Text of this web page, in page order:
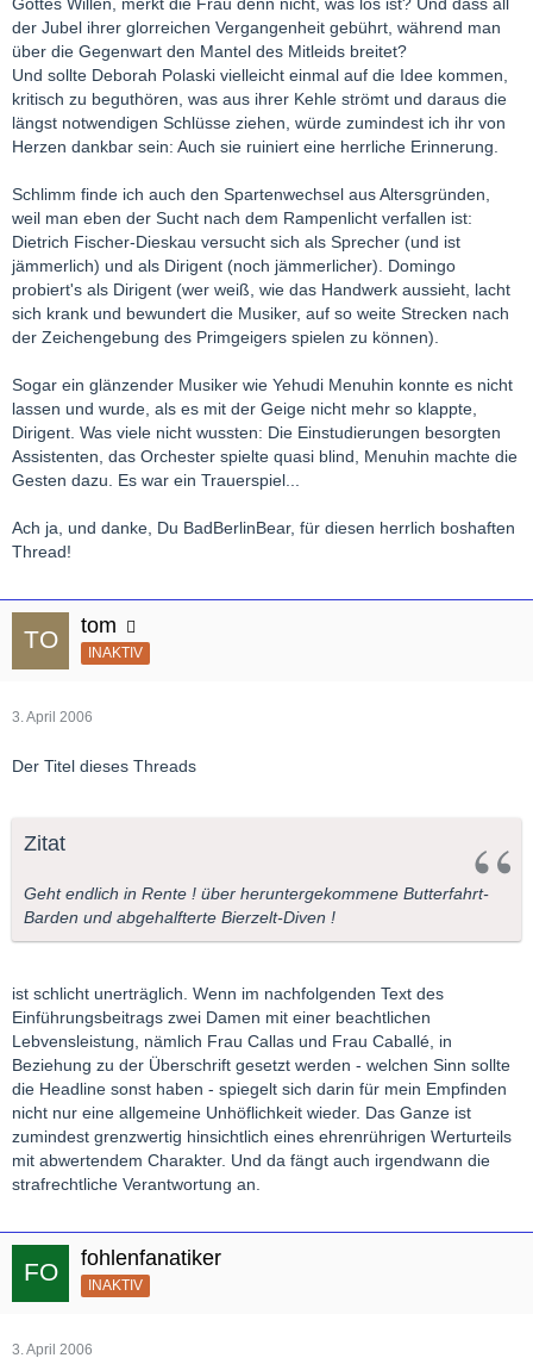
Gottes Willen, merkt die Frau denn nicht, was los ist? Und dass all
der Jubel ihrer glorreichen Vergangenheit gebührt, während man
über die Gegenwart den Mantel des Mitleids breitet?
Und sollte Deborah Polaski vielleicht einmal auf die Idee kommen,
kritisch zu beguthören, was aus ihrer Kehle strömt und daraus die
längst notwendigen Schlüsse ziehen, würde zumindest ich ihr von
Herzen dankbar sein: Auch sie ruiniert eine herrliche Erinnerung.
Schlimm finde ich auch den Spartenwechsel aus Altersgründen,
weil man eben der Sucht nach dem Rampenlicht verfallen ist:
Dietrich Fischer-Dieskau versucht sich als Sprecher (und ist
jämmerlich) und als Dirigent (noch jämmerlicher). Domingo
probiert's als Dirigent (wer weiß, wie das Handwerk aussieht, lacht
sich krank und bewundert die Musiker, auf so weite Strecken nach
der Zeichengebung des Primgeigers spielen zu können).
Sogar ein glänzender Musiker wie Yehudi Menuhin konnte es nicht
lassen und wurde, als es mit der Geige nicht mehr so klappte,
Dirigent. Was viele nicht wussten: Die Einstudierungen besorgten
Assistenten, das Orchester spielte quasi blind, Menuhin machte die
Gesten dazu. Es war ein Trauerspiel...
Ach ja, und danke, Du BadBerlinBear, für diesen herrlich boshaften
Thread!
tom
INAKTIV
3. April 2006
Der Titel dieses Threads
Zitat
Geht endlich in Rente ! über heruntergekommene Butterfahrt-
Barden und abgehalfterte Bierzelt-Diven !
ist schlicht unerträglich. Wenn im nachfolgenden Text des
Einführungsbeitrags zwei Damen mit einer beachtlichen
Lebvensleistung, nämlich Frau Callas und Frau Caballé, in
Beziehung zu der Überschrift gesetzt werden - welchen Sinn sollte
die Headline sonst haben - spiegelt sich darin für mein Empfinden
nicht nur eine allgemeine Unhöflichkeit wieder. Das Ganze ist
zumindest grenzwertig hinsichtlich eines ehrenrührigen Werturteils
mit abwertendem Charakter. Und da fängt auch irgendwann die
strafrechtliche Verantwortung an.
fohlenfanatiker
INAKTIV
3. April 2006